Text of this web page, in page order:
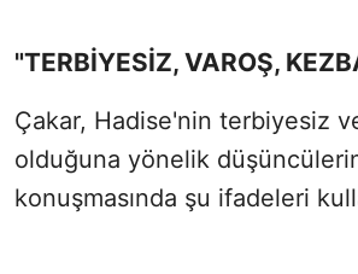
"TERBİYESİZ, VAROŞ,
Çakar, Hadise'nin terbiyesiz
olduğuna yönelik
konuşmasında şu ifadeleri